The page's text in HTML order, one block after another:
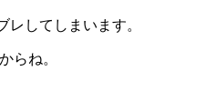
してしまいます。
らね。